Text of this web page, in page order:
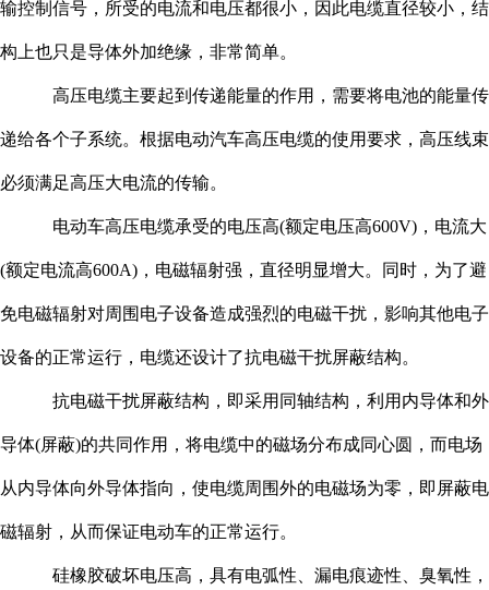
输控制信号，所受的电流和电压都很小，因此电缆直径较小，结
构上也只是导体外加绝缘，非常简单。
高压电缆主要起到传递能量的作用，需要将电池的能量传
递给各个子系统。根据电动汽车高压电缆的使用要求，高压线束
必须满足高压大电流的传输。
电动车高压电缆承受的电压高(额定电压高600V)，电流大
(额定电流高600A)，电磁辐射强，直径明显增大。同时，为了避
免电磁辐射对周围电子设备造成强烈的电磁干扰，影响其他电子
设备的正常运行，电缆还设计了抗电磁干扰屏蔽结构。
抗电磁干扰屏蔽结构，即采用同轴结构，利用内导体和外
导体(屏蔽)的共同作用，将电缆中的磁场分布成同心圆，而电场
从内导体向外导体指向，使电缆周围外的电磁场为零，即屏蔽电
磁辐射，从而保证电动车的正常运行。
硅橡胶破坏电压高，具有电弧性、漏电痕迹性、臭氧性，